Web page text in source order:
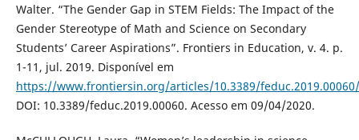
Walter. “The Gender Gap in STEM Fields: The Impact of the
Gender Stereotype of Math and Science on Secondary
Students’ Career Aspirations”. Frontiers in Education, v. 4. p.
1-11, jul. 2019. Disponível em
https://www.frontiersin.org/articles/10.3389/
DOI: 10.3389/feduc.2019.00060. Acesso em 09/04/2020.